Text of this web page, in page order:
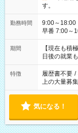
す。
勤務時間
9:00～18:00（休憩60分） ■ご
早番 7:00～16:00 遅
い」 「余裕
たくない」 な
の方へ 今ご
の勤務時間
期間
【現在も積
日後の就業
特徴 履歴書不要 /
上の大量募集
気になる！